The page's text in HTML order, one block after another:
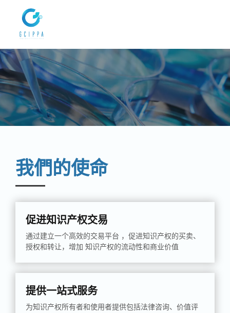
我們的使命
促进知识产权交易
通过建立一个高效的交易平台 ，促进知识产权的买卖、
授权和转让，增加 知识产权的流动性和商业价值
提供一站式服务
为知识产权所有者和使用者提供包括法律咨询、价值评